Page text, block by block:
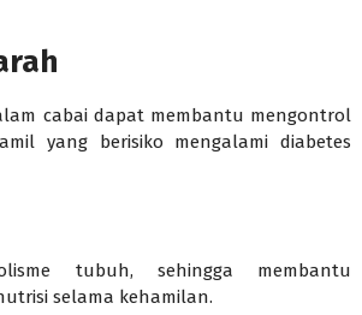
cabai dapat membantu mengontrol
yang berisiko mengalami diabetes
tubuh, sehingga membantu
selama kehamilan.